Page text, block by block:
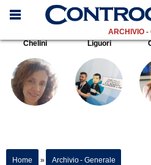
ARCHIVIO -
Chelini
Liguori
Home » Archivio - Generale